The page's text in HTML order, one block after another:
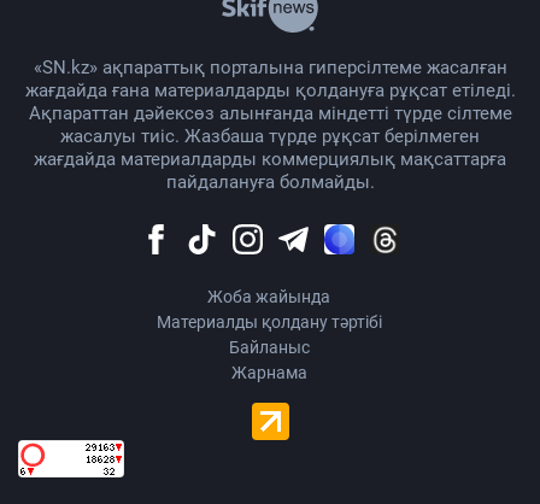
«SN.kz» ақпараттық порталына гиперсілтеме жасалған
жағдайда ғана материалдарды қолдануға рұқсат етіледі.
Ақпараттан дәйексөз алынғанда міндетті түрде сілтеме
жасалуы тиіс. Жазбаша түрде рұқсат берілмеген
жағдайда материалдарды коммерциялық мақсаттарға
пайдалануға болмайды.
Жоба жайында
Материалды қолдану тәртібі
Байланыс
Жарнама